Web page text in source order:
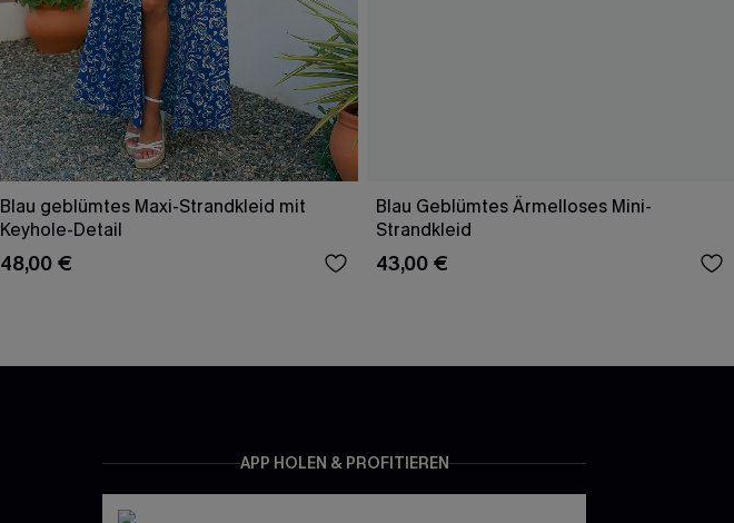
Blau geblümtes Maxi-Strandkleid mit
Keyhole-Detail
48,00 €
Blau Geblümtes Ärmelloses Mini-
Strandkleid
43,00 €
APP HOLEN & PROFITIEREN